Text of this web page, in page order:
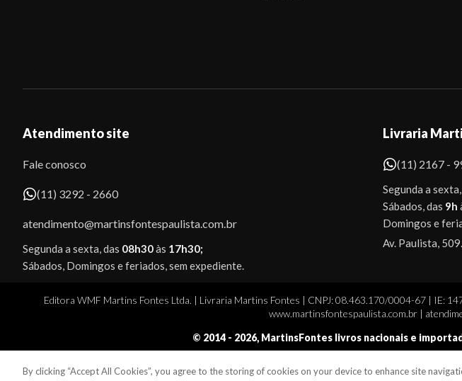
Sobe
Atendimento site
Fale conosco
(11) 3292 - 2660
atendimento@martinsfontespaulista.com.br
Segunda a sexta, das 08h30às 17h30;
Sábados, Domingos e feriados, sem expediente.
Livraria
(11) 2167 -
Segunda a
Sábados, das 9h
Domingos e
Av. Paulista,
Editora WMF Martins Fontes Ltda. | Livraria Martins Fontes | CNPJ: 08.463.170/0004-67 | IE:
www.martinsfontespaulista.com.br |
© 2014 - 2026, MartinsFontes livros nacionais e
By clicking “Accept All Cookies”, you agree to the storing of cookies on your device to enhance site